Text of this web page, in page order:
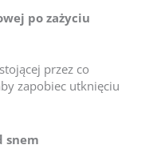
po zażyciu
przez co
zapobiec utknięciu
snem